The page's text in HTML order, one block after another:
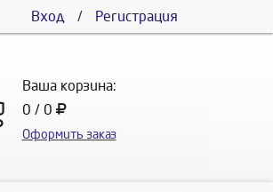
Вход / Регистрация
Ваша корзина:
0 / 0
Оформить заказ